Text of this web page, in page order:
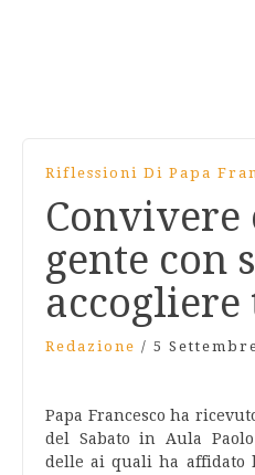
Riflessioni Di Papa
Convivere
gente con
Redazione / 5
Papa Francesco ha
del Sabato in Aula
delle ai quali ha affidato